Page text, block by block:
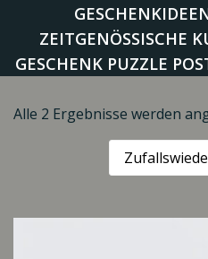
ZEITGENÖSSISCHE
GESCHENK PUZZLE
Alle 2 Ergebnisse werden